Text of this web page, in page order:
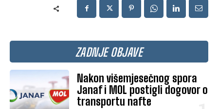
ZADNJE OBJAVE
Nakon višemjesečnog spora
Janaf i MOL postigli dogovor o
transportu nafte